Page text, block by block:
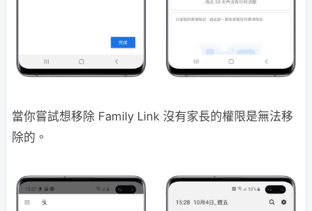
當你嘗試想移除 Family Link 沒有家長的權限是無法移
除的。